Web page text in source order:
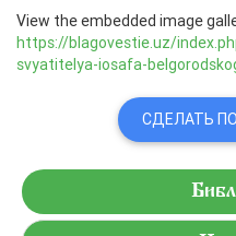
View the embedded image
https://blagovestie.uz/
svyatitelya-iosafa-
СДЕЛАТЬ